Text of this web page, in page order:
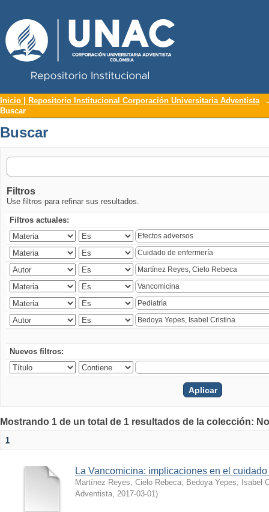
Buscar
Inicio | Repositorio Institucional Corporación Universitaria Adventista
Buscar
Buscar
Filtros
Use filtros para refinar sus resultados.
Filtros actuales:
Nuevos filtros:
Mostrando 1 de un total de 1 resultados de la colección:
1
La Vancomicina: implicaciones en el
Martínez Reyes, Cielo Rebeca; Bedoya Yepes, Isabel
Adventista, 2017-03-01)